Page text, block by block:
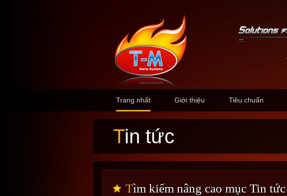
Trang nhất Giới thiệu Tiêu chuẩn
Tin tức
Tìm kiếm nâng cao mục Tin tức